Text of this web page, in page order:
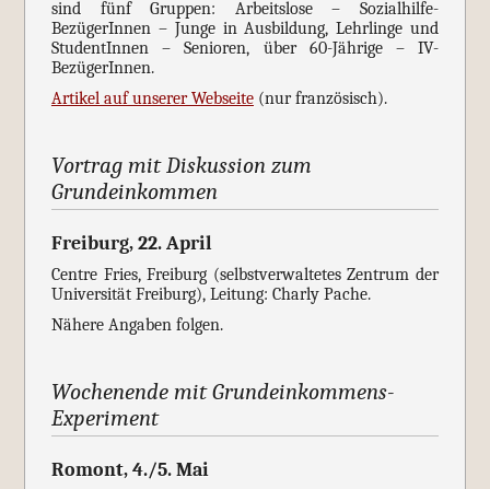
sind fünf Gruppen: Arbeitslose – Sozialhilfe-
BezügerInnen – Junge in Ausbildung, Lehrlinge und
StudentInnen – Senioren, über 60-Jährige – IV-
BezügerInnen.
Artikel auf unserer Webseite(nur französisch).
Vortrag mit Diskussion zum
Grundeinkommen
Freiburg, 22. April
Centre Fries, Freiburg (selbstverwaltetes Zentrum der
Universität Freiburg), Leitung: Charly Pache.
Nähere Angaben folgen.
Wochenende mit Grundeinkommens-
Experiment
Romont, 4./5. Mai